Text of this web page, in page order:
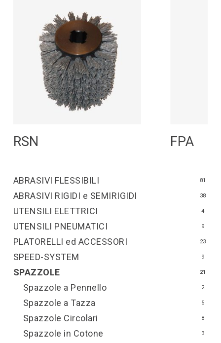
RSN FPA
ABRASIVI FLESSIBILI 81
ABRASIVI RIGIDI e SEMIRIGIDI 38
PLATORELLI ed ACCESSORI 23
SPAZZOLE 21
Spazzole a Pennello 2
Spazzole a Tazza 5
Spazzole Circolari 8
Spazzole in Cotone 3
SPEED-SYSTEM 9
UTENSILI ELETTRICI 4
UTENSILI PNEUMATICI 9